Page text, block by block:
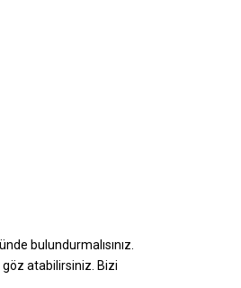
bulundurmalısınız.
atabilirsiniz. Bizi